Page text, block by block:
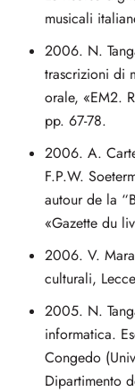
musicali
2006. N.
trascrizioni di
orale, «EM2.
pp. 67-78.
2006. A.
F.P.W.
autour de la
«Gazette du
2006. V.
culturali,
2005. N.
informatica.
Congedo
Dipartimento